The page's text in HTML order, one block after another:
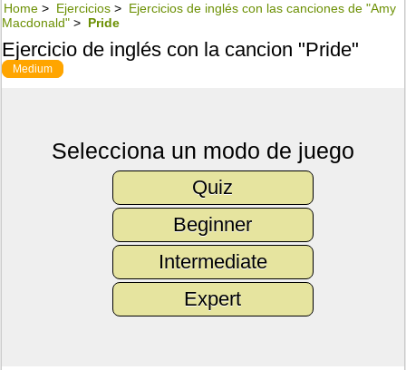
Home > Ejercicios > Ejercicios de inglés con las canciones de "Amy
Macdonald" > Pride
Ejercicio de inglés con la cancion "Pride"
Medium
Selecciona un modo de juego
Quiz
Beginner
Intermediate
Expert